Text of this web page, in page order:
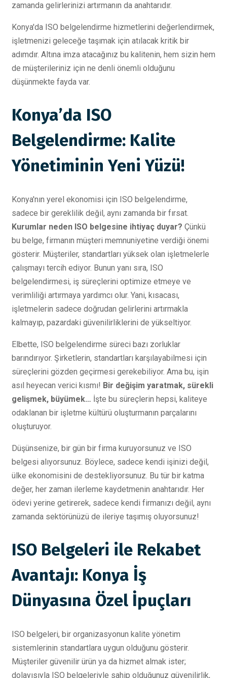
zamanda gelirlerinizi artırmanın da anahtarıdır.
Konya'da ISO belgelendirme hizmetlerini değerlendirmek,
işletmenizi geleceğe taşımak için atılacak kritik bir
adımdır. Altına imza atacağınız bu kalitenin, hem sizin hem
de müşterileriniz için ne denli önemli olduğunu
düşünmekte fayda var.
Konya’da ISO
Belgelendirme: Kalite
Yönetiminin Yeni Yüzü!
Konya'nın yerel ekonomisi için ISO belgelendirme,
sadece bir gereklilik değil, aynı zamanda bir fırsat.
Kurumlar neden ISO belgesine ihtiyaç duyar? Çünkü
bu belge, firmanın müşteri memnuniyetine verdiği önemi
gösterir. Müşteriler, standartları yüksek olan işletmelerle
çalışmayı tercih ediyor. Bunun yanı sıra, ISO
belgelendirmesi, iş süreçlerini optimize etmeye ve
verimliliği artırmaya yardımcı olur. Yani, kısacası,
işletmelerin sadece doğrudan gelirlerini artırmakla
kalmayıp, pazardaki güvenilirliklerini de yükseltiyor.
Elbette, ISO belgelendirme süreci bazı zorluklar
barındırıyor. Şirketlerin, standartları karşılayabilmesi için
süreçlerini gözden geçirmesi gerekebiliyor. Ama bu, işin
asıl heyecan verici kısmı! Bir değişim yaratmak, sürekli
gelişmek, büyümek… İşte bu süreçlerin hepsi, kaliteye
odaklanan bir işletme kültürü oluşturmanın parçalarını
oluşturuyor.
Düşünsenize, bir gün bir firma kuruyorsunuz ve ISO
belgesi alıyorsunuz. Böylece, sadece kendi işinizi değil,
ülke ekonomisini de destekliyorsunuz. Bu tür bir katma
değer, her zaman ilerleme kaydetmenin anahtarıdır. Her
ödevi yerine getirerek, sadece kendi firmanızı değil, aynı
zamanda sektörünüzü de ileriye taşımış oluyorsunuz!
ISO Belgeleri ile Rekabet
Avantajı: Konya İş
Dünyasına Özel İpuçları
ISO belgeleri, bir organizasyonun kalite yönetim
sistemlerinin standartlara uygun olduğunu gösterir.
Müşteriler güvenilir ürün ya da hizmet almak ister;
dolayısıyla ISO belgeleriyle sahip olduğunuz güvenilirlik,